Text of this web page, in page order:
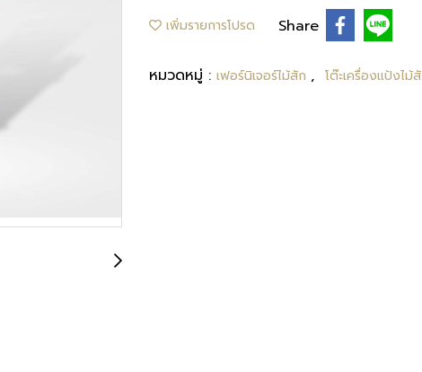
เพิ่มรายการโปรด Share
หมวดหมู่ : เฟอร์นิเจอร์ไม้สัก , โต๊ะเครื่องแป้งไ